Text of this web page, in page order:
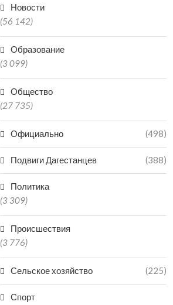
Новости
(56 142)
Образование
(3 099)
Общество
(27 735)
Официально (498)
Подвиги Дагестанцев (388)
Политика
(3 309)
Происшествия
(3 776)
Сельское хозяйство (225)
Спорт